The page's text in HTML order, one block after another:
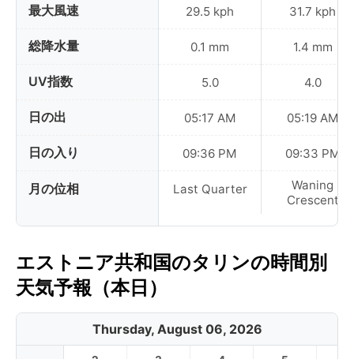
最大風速
総降水量
UV指数
日の出
日の入り
月の位相
29.5 kph
0.1 mm
5.0
05:17 AM
09:36 PM
Last Quarter
31.7 kph
1.4 mm
4.0
05:19 AM
09:33 PM
Waning
Crescent
エストニア共和国のタリンの時間別
天気予報（本日）
Thursday, August 06, 2026